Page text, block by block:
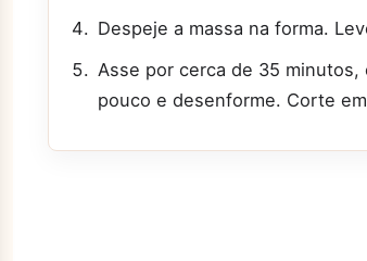
Despeje a massa na forma.
Asse por cerca de 35
pouco e desenforme. Corte